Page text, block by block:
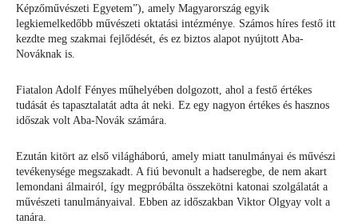
Képzőművészeti Egyetem”), amely Magyarország egyik
legkiemelkedőbb művészeti oktatási intézménye. Számos híres festő itt
kezdte meg szakmai fejlődését, és ez biztos alapot nyújtott Aba-
Nováknak is.
Fiatalon Adolf Fényes műhelyében dolgozott, ahol a festő értékes
tudását és tapasztalatát adta át neki. Ez egy nagyon értékes és hasznos
időszak volt Aba-Novák számára.
Ezután kitört az első világháború, amely miatt tanulmányai és művészi
tevékenysége megszakadt. A fiú bevonult a hadseregbe, de nem akart
lemondani álmairól, így megpróbálta összekötni katonai szolgálatát a
művészeti tanulmányaival. Ebben az időszakban Viktor Olgyay volt a
tanára.